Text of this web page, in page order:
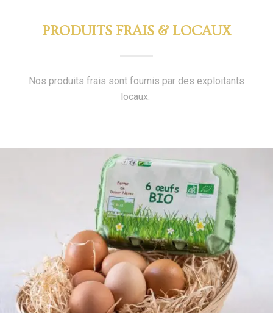
PRODUITS FRAIS & LOCAUX
Nos produits frais sont fournis par des exploitants
locaux.